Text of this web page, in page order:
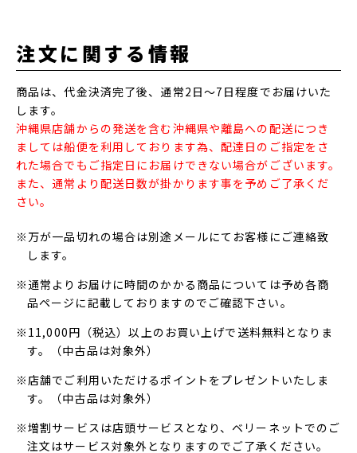
注文に関する情報
商品は、代金決済完了後、通常2日～7日程度でお届けいた
します。
沖縄県店舗からの発送を含む沖縄県や離島への配送につき
ましては船便を利用しております為、配達日のご指定をさ
れた場合でもご指定日にお届けできない場合がございます。
また、通常より配送日数が掛かります事を予めご了承くだ
さい。
※万が一品切れの場合は別途メールにてお客様にご連絡致
します。
※通常よりお届けに時間のかかる商品については予め各商
品ページに記載しておりますのでご確認下さい。
※11,000円（税込）以上のお買い上げで送料無料となりま
す。（中古品は対象外）
※店舗でご利用いただけるポイントをプレゼントいたしま
す。（中古品は対象外）
※増割サービスは店頭サービスとなり、ベリーネットでのご
注文はサービス対象外となりますのでご了承ください。